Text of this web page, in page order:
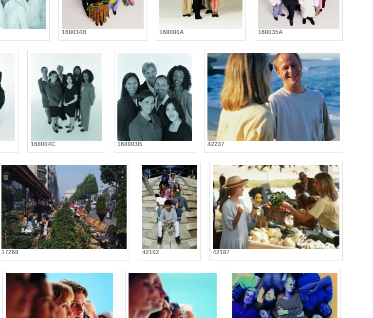
168034B 168080A 168035A
168004C 168003B 42237
17268 42102 42187